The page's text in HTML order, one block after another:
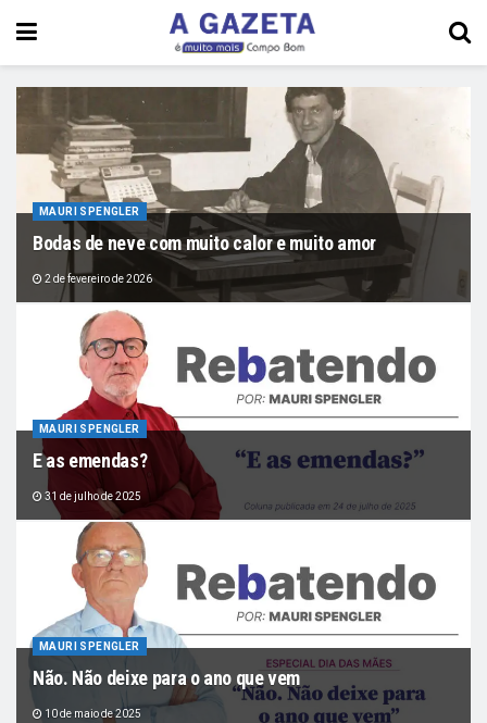
MAURI SPENGLER
Bodas de neve com muito calor e muito amor
2 de fevereiro de 2026
MAURI SPENGLER
E as emendas?
31 de julho de 2025
MAURI SPENGLER
Não. Não deixe para o ano que vem
10 de maio de 2025